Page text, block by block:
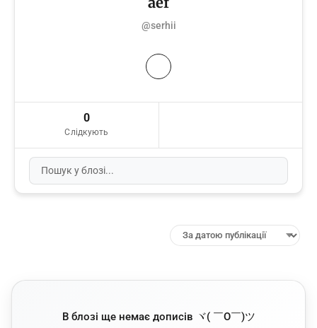
@serhii
0
Слідкують
В блозі ще немає дописів ヾ( ￣O￣)ツ